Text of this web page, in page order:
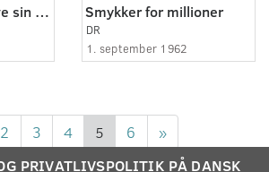
Det er godt at have sin egen konto Smykker for millioner
DR
1. september 1962
2 3 4 5 6 »
PRIVATLIVSPOLITIK PÅ DANSK